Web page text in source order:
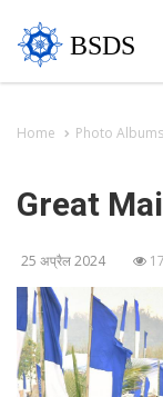
BSDS
Home Photo Albums
Great
25 अप्रैल 2024 17